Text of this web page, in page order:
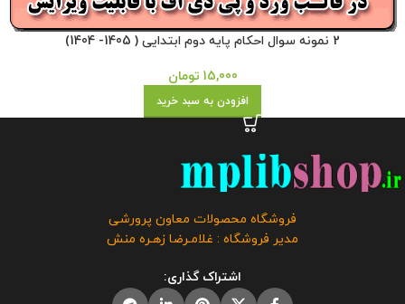
2 نمونه سوال احکام پایه دوم ابتدایی ( 1405- 1404)
15,000 تومان
افزودن به سبد خرید
فروشگاه محصولات معاون پرورشی
مدیر فروشگاه : غلامـرضا زهـره منش
اشتراک گذاری: